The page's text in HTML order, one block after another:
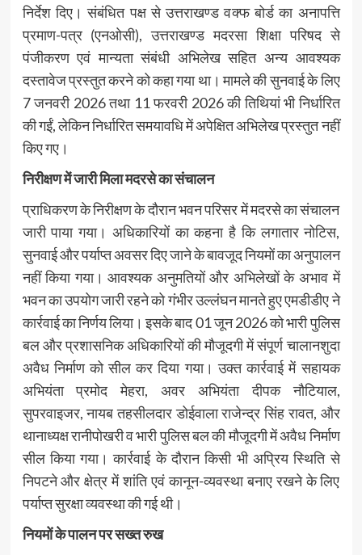
निर्देश दिए। संबंधित पक्ष से उत्तराखण्ड वक्फ बोर्ड का अनापत्ति
प्रमाण-पत्र (एनओसी), उत्तराखण्ड मदरसा शिक्षा परिषद से
पंजीकरण एवं मान्यता संबंधी अभिलेख सहित अन्य आवश्यक
दस्तावेज प्रस्तुत करने को कहा गया था। मामले की सुनवाई के लिए
7 जनवरी 2026 तथा 11 फरवरी 2026 की तिथियां भी निर्धारित
की गईं, लेकिन निर्धारित समयावधि में अपेक्षित अभिलेख प्रस्तुत नहीं
किए गए।
निरीक्षण में जारी मिला मदरसे का संचालन
प्राधिकरण के निरीक्षण के दौरान भवन परिसर में मदरसे का संचालन
जारी पाया गया। अधिकारियों का कहना है कि लगातार नोटिस,
सुनवाई और पर्याप्त अवसर दिए जाने के बावजूद नियमों का अनुपालन
नहीं किया गया। आवश्यक अनुमतियों और अभिलेखों के अभाव में
भवन का उपयोग जारी रहने को गंभीर उल्लंघन मानते हुए एमडीडीए ने
कार्रवाई का निर्णय लिया। इसके बाद 01 जून 2026 को भारी पुलिस
बल और प्रशासनिक अधिकारियों की मौजूदगी में संपूर्ण चालानशुदा
अवैध निर्माण को सील कर दिया गया। उक्त कार्रवाई में सहायक
अभियंता प्रमोद मेहरा, अवर अभियंता दीपक नौटियाल,
सुपरवाइजर, नायब तहसीलदार डोईवाला राजेन्द्र सिंह रावत, और
थानाध्यक्ष रानीपोखरी व भारी पुलिस बल की मौजूदगी में अवैध निर्माण
सील किया गया। कार्रवाई के दौरान किसी भी अप्रिय स्थिति से
निपटने और क्षेत्र में शांति एवं कानून-व्यवस्था बनाए रखने के लिए
पर्याप्त सुरक्षा व्यवस्था की गई थी।
नियमों के पालन पर सख्त रुख